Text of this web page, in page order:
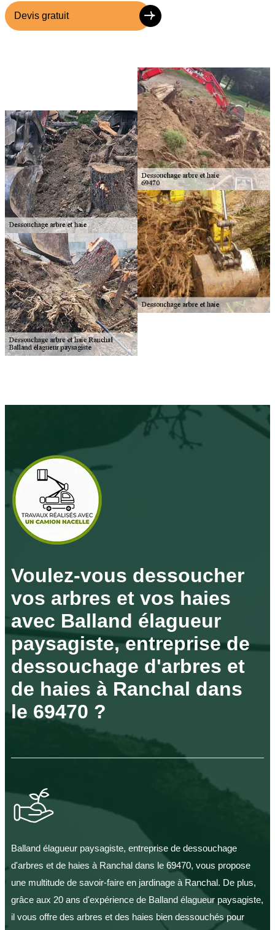
Devis gratuit
Voulez-vous dessoucher
vos arbres et vos haies
avec Balland élagueur
paysagiste, entreprise de
dessouchage d'arbres et
de haies à Ranchal dans
le 69470 ?
Balland élagueur paysagiste, entreprise de dessouchage
d'arbres et de haies à Ranchal dans le 69470, vous propose
une multitude de savoir-faire en jardinage à Ranchal. De plus,
grâce aux 20 ans d'expérience de Balland élagueur paysagiste,
il vous offre des arbres et des haies bien dessouchés pour